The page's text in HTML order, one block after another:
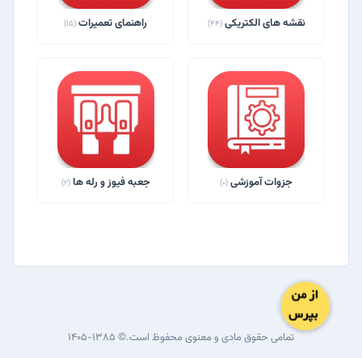
نقشه های الکتریکی(44) راهنمای تعمیرات (15)
جزوات آموزشی (0) جعبه فیوز و رله ها(2)
تمامی حقوق مادی و معنوی محفوظ است.© ۱۳۸۵-۱۴۰۵